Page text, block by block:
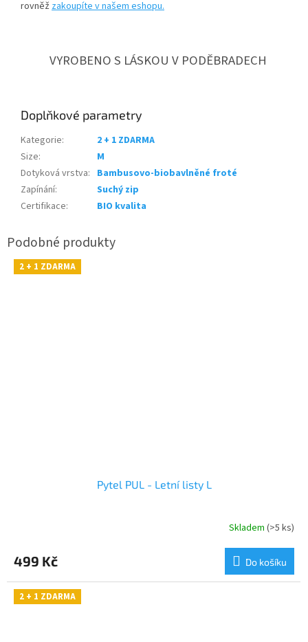
rovněž zakoupíte v našem eshopu.
VYROBENO S LÁSKOU V PODĚBRADECH
Doplňkové parametry
Kategorie:
2 + 1 ZDARMA
Size:
M
Dotyková vrstva: Bambusovo-biobavlněné froté
Zapínání:
Suchý zip
Certifikace: BIO kvalita
2 + 1 ZDARMA
Pytel PUL - Letní listy L
Skladem (>5 ks)
499 Kč Do košíku
2 + 1 ZDARMA